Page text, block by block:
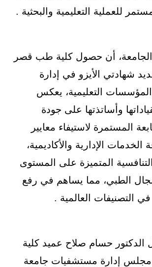
للعملية التعليمية والبحثية .
أن حصول كلية طب قصر
شهادتي الأيزو في إدارة
المؤسسات التعليمية، يعكس
وأساتذتها على جودة
المستمرة لاستيفاء معايير
الخدمات الإدارية والأكاديمية،
المتميزة على المستوى
الطبي، مما يساهم في رفع
التصنيفات العالمية .
الدكتور حسام صلاح عميد كلية
إدارة مستشفيات جامعة